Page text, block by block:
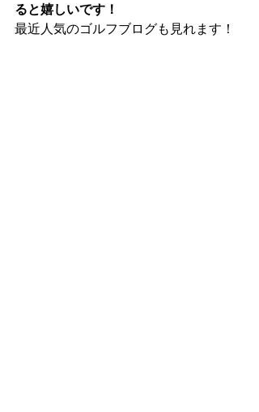
ると嬉しいです！
最近人気のゴルフブログも見れます！